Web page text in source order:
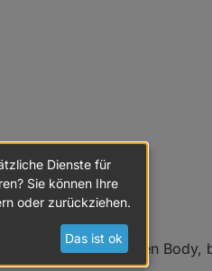
ist
(für das Menü) in den Body,
Dienste für
Sie können Ihre
oder zurückziehen.
Das ist ok